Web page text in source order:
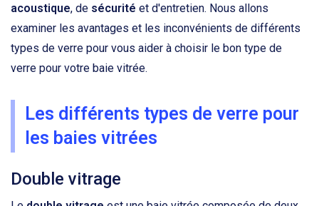
acoustique, de sécurité et d'entretien. Nous allons
examiner les avantages et les inconvénients de différents
types de verre pour vous aider à choisir le bon type de
verre pour votre baie vitrée.
Les différents types de verre pour
les baies vitrées
Double vitrage